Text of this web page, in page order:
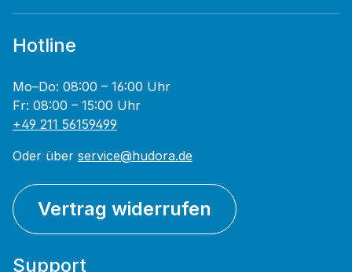
Hotline
Mo–Do: 08:00 – 16:00 Uhr
Fr: 08:00 – 15:00 Uhr
+49 211 56159499
Oder über service@hudora.de
Vertrag widerrufen
Support